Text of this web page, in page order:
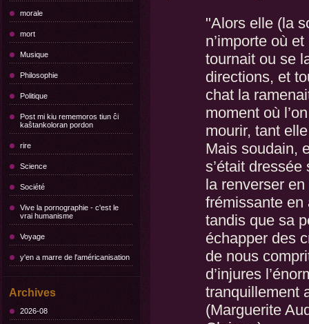
morale
mort
Musique
Philosophie
Politique
Post mi kiu rememoros tiun ĉi
kaŝtankoloran pordon
rire
Science
Société
Vive la pornographie - c'est le
vrai humanisme
Voyage
y'en a marre de l'américanisation
Archives
2026-08
"Alors elle (la
n’importe où
tournait ou se
directions, et
chat la
moment où
mourir, tant
Mais soudain,
s’était
la renverser
frémissante en
tandis que sa
échapper des
de nous
d’injures
tranquillement
(Marguerite